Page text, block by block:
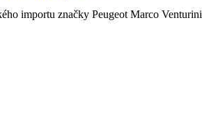
importu značky Peugeot Marco